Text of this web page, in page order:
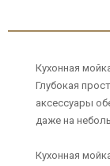
Кухонная
Глубокая
аксессуары
даже на
Кухонная